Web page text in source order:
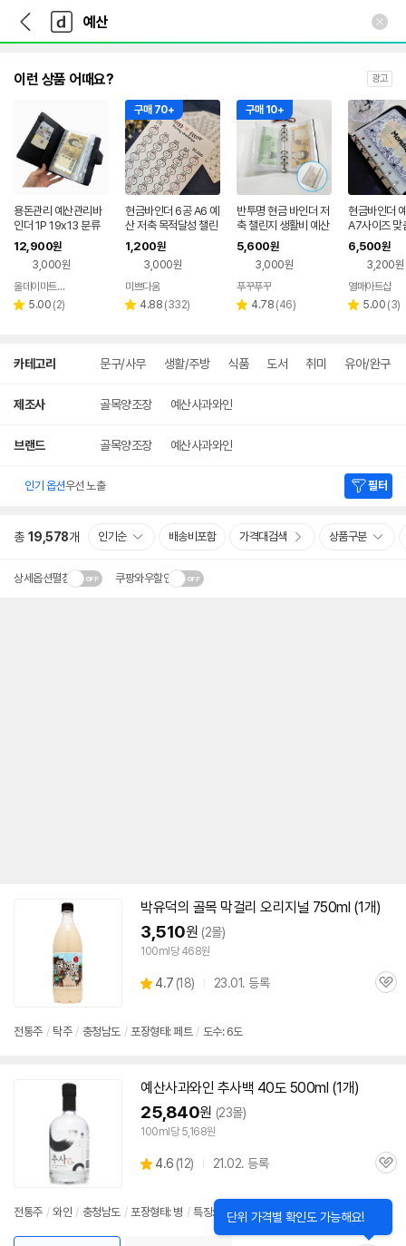
다
나
와
가
다
와
인
이런 상품 어때요? 광고
용돈관리 예산관리바
인더 1P 19x13 분류
라벨 예산봉투 다이어
리 현금지갑 블랙
12,900원
3,000원
올데이마트4u
별 5.00 리
(2)
구매 70+
현금바인더 6공 A6 예
산 저축 목적달성 챌린
지 세이빙 보드판 토끼
1K 속지
1,200원
3,000원
페이
미쁘다움
별 4.88 리
(332)
구매 10+
반투명 현금 바인더 저
축 챌린지 생활비 예산
다이어리 머니포켓 A6
지퍼백 5P
5,600원
3,000원
페이
푸꾸푸꾸
별 4.78 리
(46)
현금바인더
A7사이즈 맞
플 라인 플라
6,500원
3,200원
열매아트샵
별 5.00 리
(3)
카테고리 문구/사무 생활/주방 식품 도서 취미 유아/완구
제조사 골목양조장 예산사과와인
브랜드 골목양조장 예산사과와인
인기 옵션우선 노출 필터
총 19,578개 인기순 배송비포함 가격대검색 상품구분
상세옵션펼침 쿠팡와우할인
박유덕의 골목 막걸리 오리지널 750ml (1개)
3,510원 (2몰)
100ml당 468원
별
4.7 (상
18) 23.01. 등록
관
전통주 / 탁주 / 충청남도 / 포장형태: 페트 / 도수: 6도
예산사과와인 추사백 40도 500ml (1개)
25,840원 (23몰)
100ml당 5,168원
별
4.6 (상
12) 21.02. 등록
관
전통주 / 와인 / 충청남도 / 포장형태: 병 / 특징: 선물용 도수: 40도
단위 가격별 확인도 가능해요!
기